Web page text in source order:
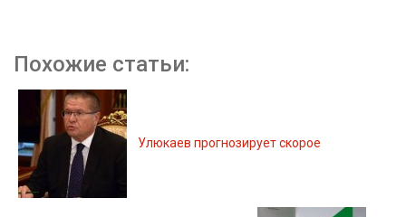
Похожие статьи:
Улюкаев прогнозирует скорое